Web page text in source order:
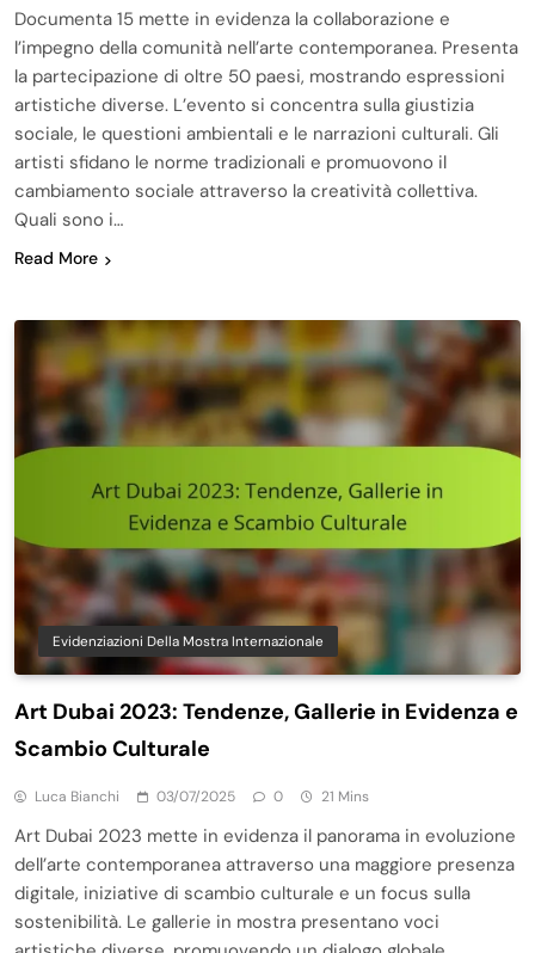
Documenta 15 mette in evidenza la collaborazione e
l’impegno della comunità nell’arte contemporanea. Presenta
la partecipazione di oltre 50 paesi, mostrando espressioni
artistiche diverse. L’evento si concentra sulla giustizia
sociale, le questioni ambientali e le narrazioni culturali. Gli
artisti sfidano le norme tradizionali e promuovono il
cambiamento sociale attraverso la creatività collettiva.
Quali sono i…
Read More
Evidenziazioni Della Mostra Internazionale
Art Dubai 2023: Tendenze, Gallerie in Evidenza e
Scambio Culturale
Luca Bianchi 03/07/2025 0 21 Mins
Art Dubai 2023 mette in evidenza il panorama in evoluzione
dell’arte contemporanea attraverso una maggiore presenza
digitale, iniziative di scambio culturale e un focus sulla
sostenibilità. Le gallerie in mostra presentano voci